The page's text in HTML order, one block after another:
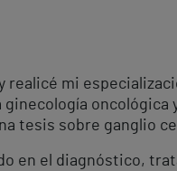
realicé mi
tesis sobre ganglio
en el diagnóstico,